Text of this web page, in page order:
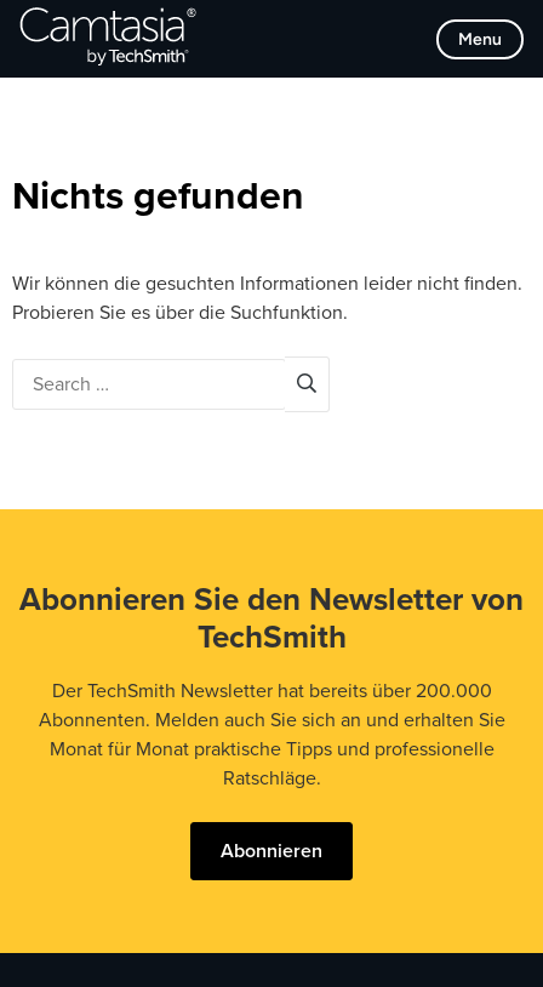
Direkt
zum
Menu
Browse Categories
Nichts gefunden
Wir können die gesuchten Informationen leider nicht finden.
Probieren Sie es über die Suchfunktion.
Abonnieren Sie den Newsletter von
TechSmith
Der TechSmith Newsletter hat bereits über 200.000
Abonnenten. Melden auch Sie sich an und erhalten Sie
Monat für Monat praktische Tipps und professionelle
Ratschläge.
Abonnieren